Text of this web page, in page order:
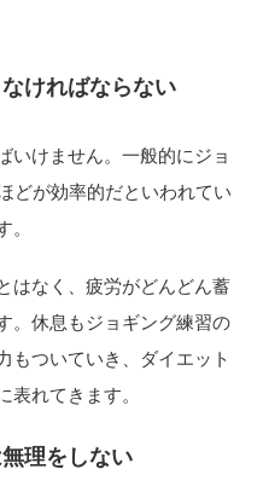
ければならない
いけません。一般的にジョ
どが効率的だといわれてい
。
はなく、疲労がどんどん蓄
。休息もジョギング練習の
もついていき、ダイエット
表れてきます。
理をしない